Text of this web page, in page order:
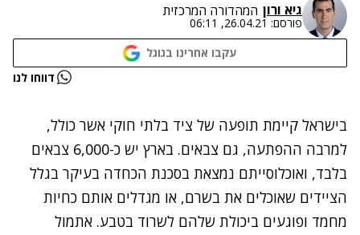
גיא ורון המהדורה המרכזית
פורסם: 26.04.21, 06:11
עקבו אחרינו בגוגל
נתקלנו בבעיה דווחו לנו
בישראל קיימת תופעה של ציד בלתי חוקי אשר כולל,
למרבה ההפתעה, גם צבאים. בארץ יש כ-6,000 צבאים
בלבד, ואוכלוסייתם נמצאת בסכנת הכחדה בעיקר בגלל
הציידים שאוכלים את בשרם, או מגדלים אותם כחיות
מחמד ופוגעים ביכולת שלהם לשרוד בטבע. אתמול